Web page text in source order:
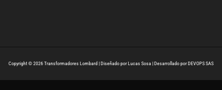
Copyright © 2026 Transformadores Lombard | Diseñado por Lucas Sosa | Desarrollado por DEVOPS SAS